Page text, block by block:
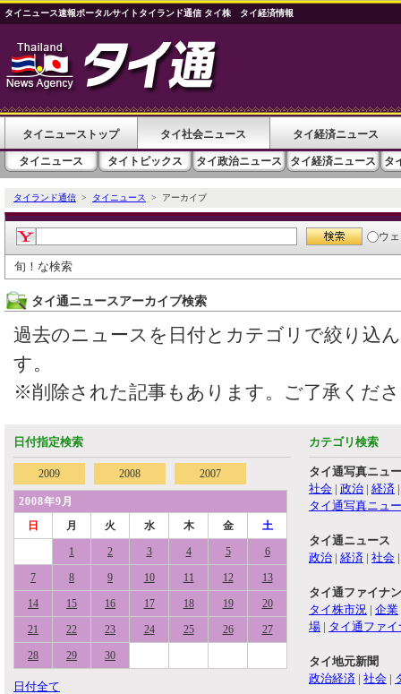
タイニュース速報ポータルサイトタイランド通信 タイ株 タイ経済情報
タイニューストップ タイ社会ニュース タイ経済ニュース
タイニュース タイトピックス タイ政治ニュース タイ経済ニュース タ
タイランド通信 > タイニュース > アーカイブ
ウ
旬！な検索
タイ通ニュースアーカイブ検索
過去のニュースを日付とカテゴリで絞り込
す。
※削除された記事もあります。ご了承くだ
日付指定検索
2009 2008 2007
2008年9月
日
月 火 水 木 金 土
1 2 3 4 5 6
7 8 9 10 11 12 13
14 15 16 17 18 19 20
21 22 23 24 25 26 27
28 29 30
日付全て
カテゴリ検索
タイ通写真ニュ
社会 | 政治 | 経済
タイ通写真ニュ
タイ通ニュース
政治 | 経済 | 社会
タイ通ファイナ
タイ株市況 | 企業
場 | タイ通ファ
タイ地元新聞
政治経済 | 社会 |